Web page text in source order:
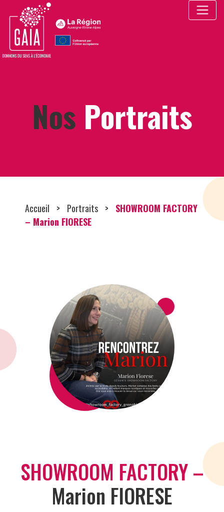
Nos Portraits
Accueil > Portraits >
SHOWROOM FACTORY
– Marion FIORESE
SHOWROOM FACTORY –
Marion FIORESE
Cookies management panel